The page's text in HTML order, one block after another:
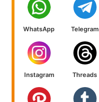
WhatsApp Telegram
Instagram Threads